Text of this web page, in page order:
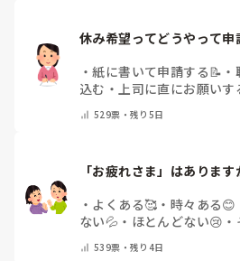
休み希望ってどうやって申
・紙に書いて申請する📝 ・
込む ・ 上司に直にお願いす
529票・残り5日
「お疲れさま」はありま
・ よくある🥰 ・ 時々ある😊
ない💦 ・ ほとんどない😢 ・
539票・残り4日